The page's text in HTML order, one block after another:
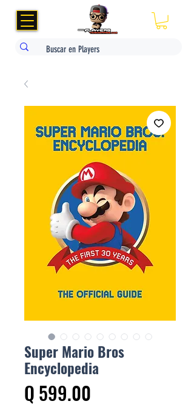
Super Mario Bros
Encyclopedia
Q 599.00